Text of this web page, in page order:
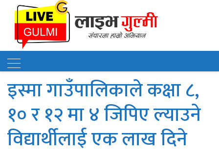
इस्मा गाउँपालिकाले कक्षा ८,
१० र १२ मा ४ जिपिए ल्याउने
विद्यार्थीलाई एक लाख दिने